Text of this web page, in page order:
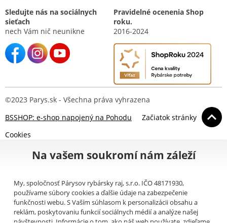
Sledujte nás na sociálnych
sieťach
nech Vám nič neunikne
Pravidelné ocenenia Shop
roku.
2016-2024
©2023 Parys.sk - Všechna práva vyhrazena
BSSHOP: e-shop napojený na Pohodu
Začiatok stránky
Cookies
Na vašem soukromí nám záleží
My, spoločnosť Párysov rybársky raj, s.r.o. IČO 48171930,
používame súbory cookies a ďalšie údaje na zabezpečenie
funkčnosti webu. S Vaším súhlasom k personalizácii obsahu a
reklám, poskytovaniu funkcií sociálnych médií a analýze našej